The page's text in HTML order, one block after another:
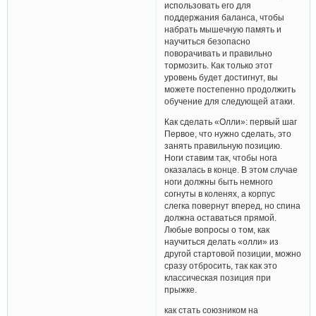
использовать его для
поддержания баланса, чтобы
набрать мышечную память и
научиться безопасно
поворачивать и правильно
тормозить. Как только этот
уровень будет достигнут, вы
можете постепенно продолжить
обучение для следующей атаки.
Как сделать «Олли»: первый шаг
Первое, что нужно сделать, это
занять правильную позицию.
Ноги ставим так, чтобы нога
оказалась в конце. В этом случае
ноги должны быть немного
согнуты в коленях, а корпус
слегка повернут вперед, но спина
должна оставаться прямой.
Любые вопросы о том, как
научиться делать «олли» из
другой стартовой позиции, можно
сразу отбросить, так как это
классическая позиция при
прыжке.
как стать союзником на